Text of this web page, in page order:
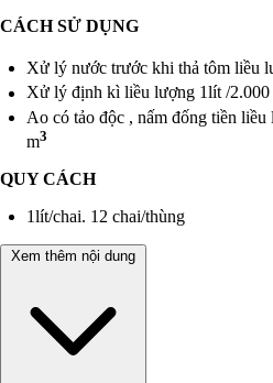
CÁCH SỬ DỤNG
Xử lý nước trước khi thả tôm liều
Xử lý định kì liều lượng 1lít /2.000
Ao có tảo độc , nấm đống tiền
m3
QUY CÁCH
1lít/chai. 12 chai/thùng
Xem thêm nội dung